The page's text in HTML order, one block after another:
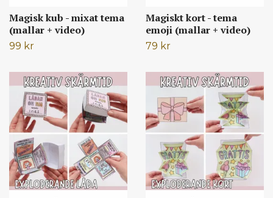
Magisk kub - mixat tema
(mallar + video)
99 kr
Magiskt kort - tema
emoji (mallar + video)
79 kr